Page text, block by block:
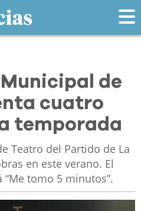
de
cuatro
temporada
Teatro del Partido de La
en este verano. El
“Me tomo 5 minutos”.